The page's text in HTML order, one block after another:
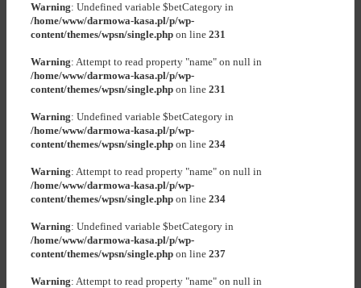
Warning: Undefined variable $betCategory in
/home/www/darmowa-kasa.pl/p/wp-
content/themes/wpsn/single.php on line 231
Warning: Attempt to read property "name" on null in
/home/www/darmowa-kasa.pl/p/wp-
content/themes/wpsn/single.php on line 231
Warning: Undefined variable $betCategory in
/home/www/darmowa-kasa.pl/p/wp-
content/themes/wpsn/single.php on line 234
Warning: Attempt to read property "name" on null in
/home/www/darmowa-kasa.pl/p/wp-
content/themes/wpsn/single.php on line 234
Warning: Undefined variable $betCategory in
/home/www/darmowa-kasa.pl/p/wp-
content/themes/wpsn/single.php on line 237
Warning: Attempt to read property "name" on null in